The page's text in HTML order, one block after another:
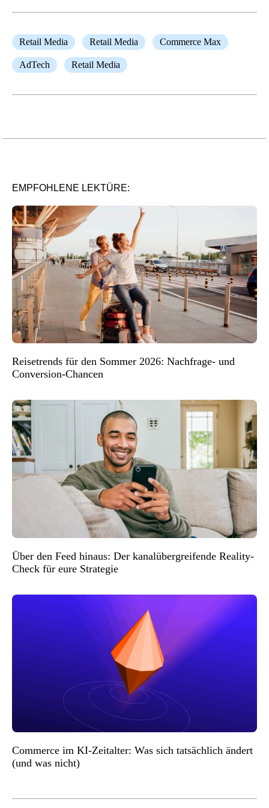
Retail Media Retail Media Commerce Max
AdTech Retail Media
EMPFOHLENE LEKTÜRE:
Reisetrends für den Sommer 2026: Nachfrage- und
Conversion-Chancen
Über den Feed hinaus: Der kanalübergreifende Reality-
Check für eure Strategie
Commerce im KI-Zeitalter: Was sich tatsächlich ändert
(und was nicht)